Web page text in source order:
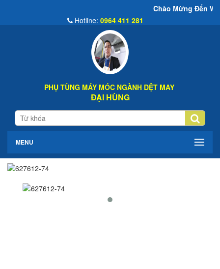
Chào Mừng Đến Website Đại
Hotline: 0964 411 281
PHỤ TÙNG MÁY MÓC NGÀNH DỆT MAY
ĐẠI HÙNG
MENU